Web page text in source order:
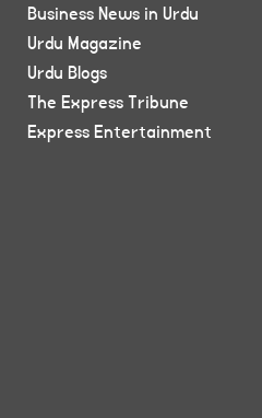
Business News in Urdu
Urdu Magazine
Urdu Blogs
The Express Tribune
Express Entertainment